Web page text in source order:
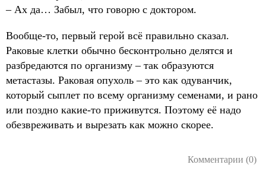
– Ах да… Забыл, что говорю с доктором.
Вообще-то, первый герой всё правильно сказал.
Раковые клетки обычно бесконтрольно делятся и
разбредаются по организму – так образуются
метастазы. Раковая опухоль – это как одуванчик,
который сыплет по всему организму семенами, и рано
или поздно какие-то приживутся. Поэтому её надо
обезвреживать и вырезать как можно скорее.
Комментарии (0)